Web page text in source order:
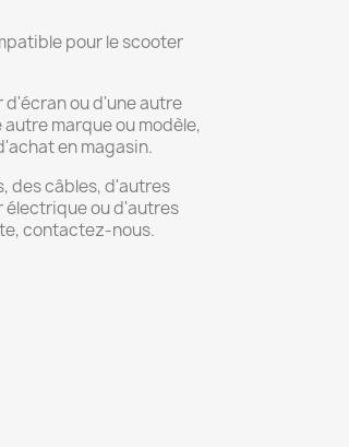
pour le scooter
ou d'une autre
marque ou modèle,
en magasin.
des câbles, d'autres
électrique ou d'autres
contactez-nous.